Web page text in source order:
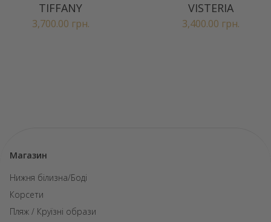
TIFFANY
3,700.00 грн.
VISTERIA
3,400.00 грн.
Магазин
Нижня білизна/Боді
Корсети
Пляж / Круїзні образи